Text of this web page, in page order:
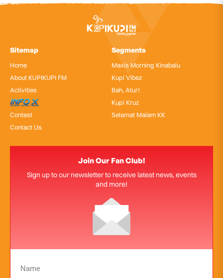
Sitemap
Home
About KUPIKUPI FM
Activities
InfoX
Contest
Contact Us
Segments
Maxis Morning Kinabalu
Kupi Vibez
Bah, Atur!
Kupi Kruz
Selamat Malam KK
Join Our Fan Club!
Sign up to our newsletter to receive latest news, events
and more!